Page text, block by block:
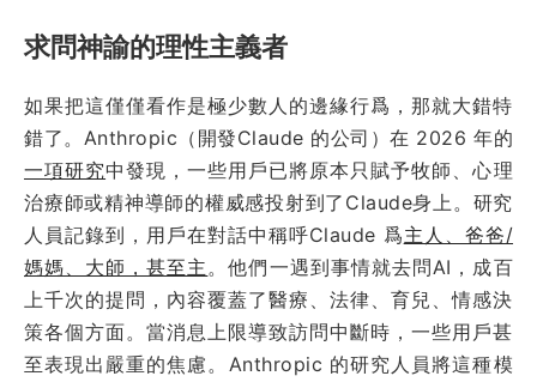
求問神諭的理性主義者
如果把這僅僅看作是極少數人的邊緣行爲，那就大錯特
錯了。Anthropic（開發Claude 的公司）在 2026 年的
一項研究中發現，一些用戶已將原本只賦予牧師、心理
治療師或精神導師的權威感投射到了Claude身上。研究
人員記錄到，用戶在對話中稱呼Claude 爲主人、爸爸/
媽媽、大師，甚至主 。他們一遇到事情就去問AI，成百
上千次的提問，內容覆蓋了醫療、法律、育兒、情感決
策各個方面。當消息上限導致訪問中斷時，一些用戶甚
至表現出嚴重的焦慮。Anthropic 的研究人員將這種模